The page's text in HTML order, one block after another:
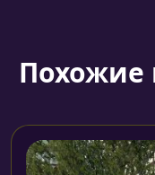
Похожие